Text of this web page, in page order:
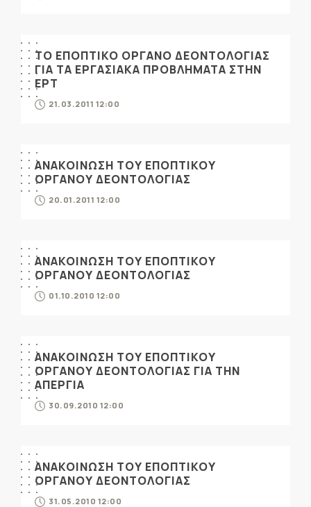
ΤΟ ΕΠΟΠΤΙΚΟ ΟΡΓΑΝΟ ΔΕΟΝΤΟΛΟΓΙΑΣ
ΓΙΑ ΤΑ ΕΡΓΑΣΙΑΚΑ ΠΡΟΒΛΗΜΑΤΑ ΣΤΗΝ
ΕΡΤ
21.03.2011 12:00
ΑΝΑΚΟΙΝΩΣΗ ΤΟΥ ΕΠΟΠΤΙΚΟΥ
ΟΡΓΑΝΟΥ ΔΕΟΝΤΟΛΟΓΙΑΣ
20.01.2011 12:00
ΑΝΑΚΟΙΝΩΣΗ ΤΟΥ ΕΠΟΠΤΙΚΟΥ
ΟΡΓΑΝΟΥ ΔΕΟΝΤΟΛΟΓΙΑΣ
01.10.2010 12:00
ΑΝΑΚΟΙΝΩΣΗ ΤΟΥ ΕΠΟΠΤΙΚΟΥ
ΟΡΓΑΝΟΥ ΔΕΟΝΤΟΛΟΓΙΑΣ ΓΙΑ ΤΗΝ
ΑΠΕΡΓΙΑ
30.09.2010 12:00
ΑΝΑΚΟΙΝΩΣΗ ΤΟΥ ΕΠΟΠΤΙΚΟΥ
ΟΡΓΑΝΟΥ ΔΕΟΝΤΟΛΟΓΙΑΣ
31.05.2010 12:00